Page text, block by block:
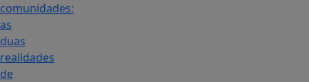
comunidades:
as
duas
realidades
de